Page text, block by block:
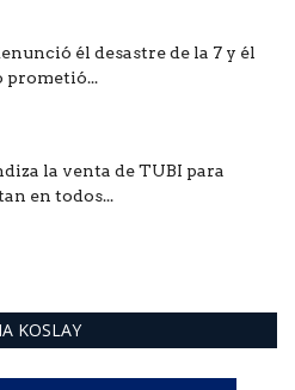
él desastre de la 7 y él
prometió...
la venta de TUBI para
en todos...
KOSLAY